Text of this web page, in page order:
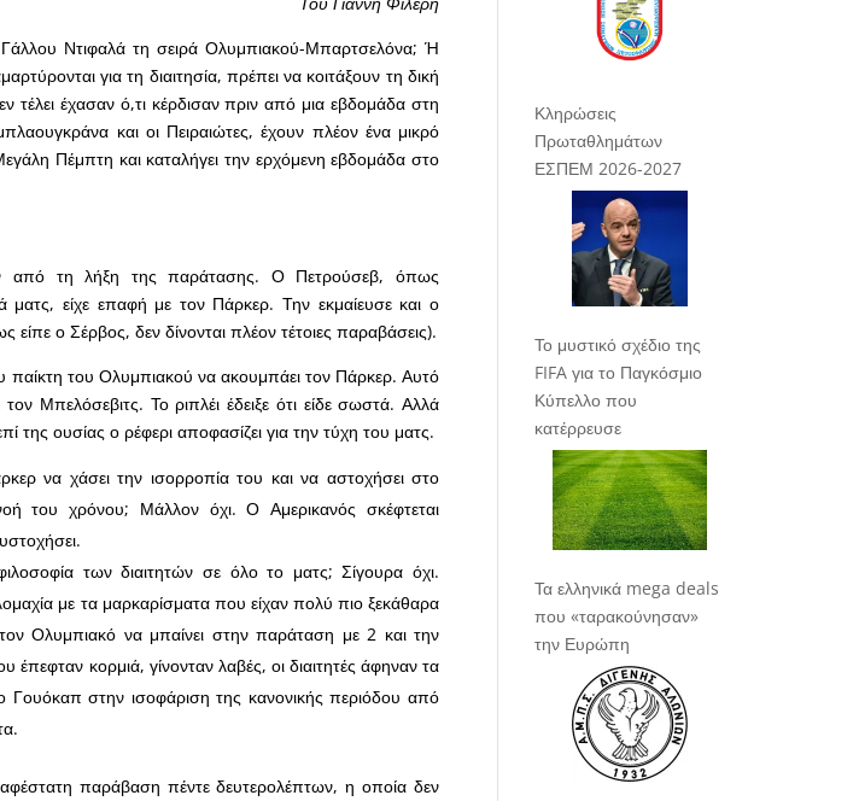
Ντιφαλά τη σειρά Ολυμπιακού-Μπαρτσελόνα; Ή
για τη διαιτησία, πρέπει να κοιτάξουν τη δική
έχασαν ό,τι κέρδισαν πριν από μια εβδομάδα στη
και οι Πειραιώτες, έχουν πλέον ένα μικρό
Πέμπτη και καταλήγει την ερχόμενη εβδομάδα στο
από τη λήξη της παράτασης. Ο Πετρούσεβ, όπως
είχε επαφή με τον Πάρκερ. Την εκμαίευσε και ο
ο Σέρβος, δεν δίνονται πλέον τέτοιες παραβάσεις).
παίκτη του Ολυμπιακού να ακουμπάει τον Πάρκερ. Αυτό
Μπελόσεβιτς. Το ριπλέι έδειξε ότι είδε σωστά. Αλλά
της ουσίας ο ρέφερι αποφασίζει για την τύχη του ματς.
να χάσει την ισορροπία του και να αστοχήσει στο
του χρόνου; Μάλλον όχι. Ο Αμερικανός σκέφτεται
των διαιτητών σε όλο το ματς; Σίγουρα όχι.
με τα μαρκαρίσματα που είχαν πολύ πιο ξεκάθαρα
Ολυμπιακό να μπαίνει στην παράταση με 2 και την
κορμιά, γίνονταν λαβές, οι διαιτητές άφηναν τα
στην ισοφάριση της κανονικής περιόδου από
παράβαση πέντε δευτερολέπτων, η οποία δεν
Κληρώσεις
Πρωταθλημάτων
ΕΣΠΕΜ 2026-2027
Το μυστικό σχέδιο της
FIFA για το Παγκόσμιο
Κύπελλο που
κατέρρευσε
Τα ελληνικά mega deals
που «ταρακούνησαν»
την Ευρώπη